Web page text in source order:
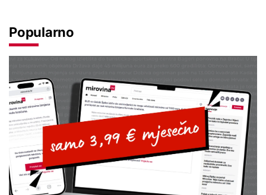
Popularno